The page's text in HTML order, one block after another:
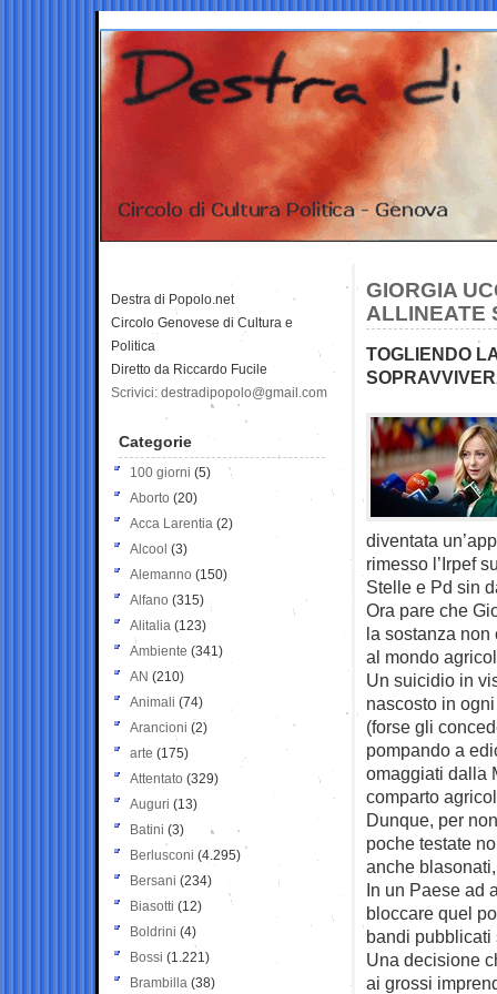
GIORGIA
ALLINEATE
TOGLIENDO
diventata
rimesso l’Irpef
Stelle e Pd sin
Ora pare che
la sostanza non
al mondo
Un suicidio in
nascosto in
(forse gli
pompando a
omaggiati dalla
comparto
Dunque, per
poche testate
anche
In un Paese ad
bloccare quel
bandi
Una decisione
ai grossi
Destra di Popolo.net
Circolo Genovese di Cultura e
Politica
Diretto da Riccardo Fucile
Scrivici: destradipopolo@gmail.com
Categorie
100 giorni (5)
Aborto (20)
Acca Larentia (2)
Alcool (3)
Alemanno (150)
Alfano (315)
Alitalia (123)
Ambiente (341)
AN (210)
Animali (74)
Arancioni (2)
arte (175)
Attentato (329)
Auguri (13)
Batini (3)
Berlusconi (4.295)
Bersani (234)
Biasotti (12)
Boldrini (4)
Bossi (1.221)
Brambilla (38)